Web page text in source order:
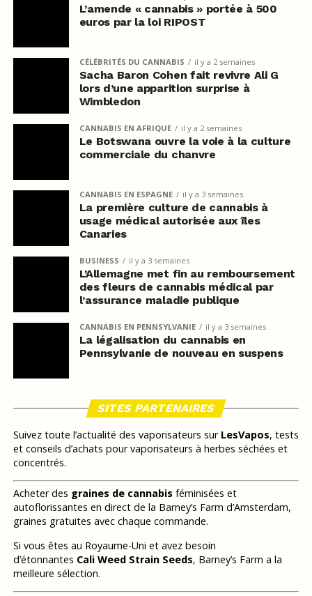
L’amende « cannabis » portée à 500
euros par la loi RIPOST
CÉLÉBRITÉS DU CANNABIS il y a 2 semaines
Sacha Baron Cohen fait revivre Ali G
lors d’une apparition surprise à
Wimbledon
CANNABIS EN AFRIQUE il y a 2 semaines
Le Botswana ouvre la voie à la culture
commerciale du chanvre
CANNABIS EN ESPAGNE il y a 3 semaines
La première culture de cannabis à
usage médical autorisée aux îles
Canaries
BUSINESS il y a 3 semaines
L’Allemagne met fin au remboursement
des fleurs de cannabis médical par
l’assurance maladie publique
CANNABIS EN PENNSYLVANIE il y a 3 semaines
La légalisation du cannabis en
Pennsylvanie de nouveau en suspens
SITES PARTENAIRES
Suivez toute l’actualité des vaporisateurs sur LesVapos, tests
et conseils d’achats pour vaporisateurs à herbes séchées et
concentrés.
Acheter des graines de cannabis féminisées et
autoflorissantes en direct de la Barney’s Farm d’Amsterdam,
graines gratuites avec chaque commande.
Si vous êtes au Royaume-Uni et avez besoin
d’étonnantes Cali Weed Strain Seeds, Barney’s Farm a la
meilleure sélection.